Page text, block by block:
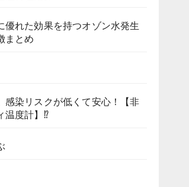
優れた効果を持つオゾン水発生
まとめ
感染リスクが低くて安心！【非
温度計】⁉